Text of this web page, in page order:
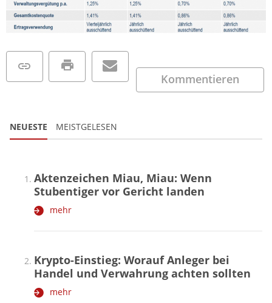
Kommentieren
NEUESTE MEISTGELESEN
Aktenzeichen Miau, Miau: Wenn
Stubentiger vor Gericht landen
mehr
Krypto-Einstieg: Worauf Anleger bei
Handel und Verwahrung achten sollten
mehr